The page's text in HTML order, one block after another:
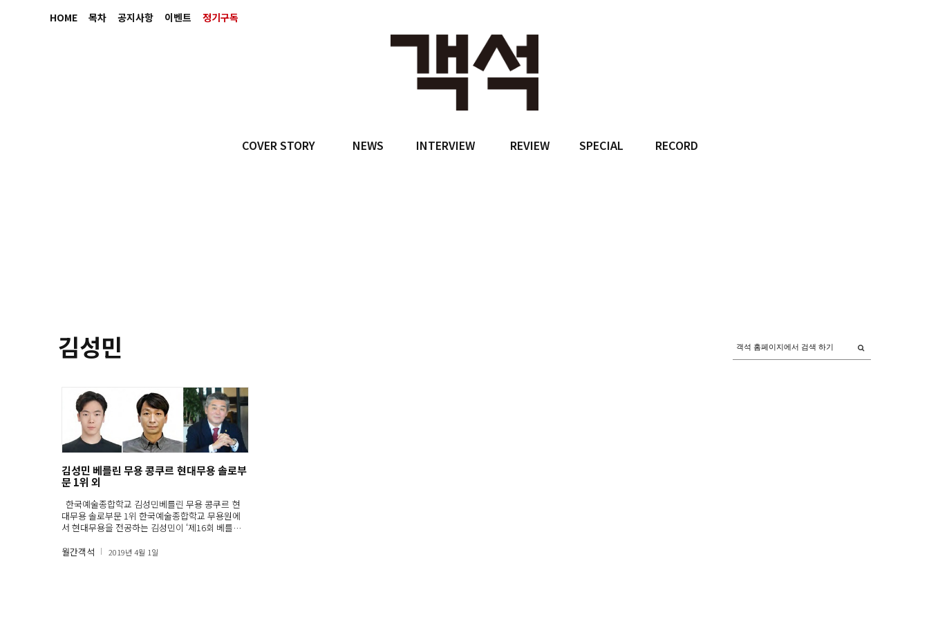
HOME 목차 공지사항 이벤트 정기구독
COVER STORY NEWS INTERVIEW REVIEW SPECIAL RECORD
김성민
김성민 베를린 무용 콩쿠르 현대무용 솔로부
문 1위 외
한국예술종합학교 김성민베를린 무용 콩쿠르 현
대무용 솔로부문 1위 한국예술종합학교 무용원에
서 현대무용을 전공하는 김성민이 ‘제16회 베를린
월간객석
2019년 4월 1일